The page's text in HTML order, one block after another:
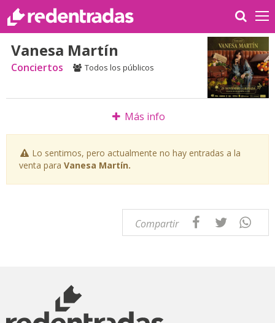
Vanesa Martín
Conciertos Todos los públicos
Más info
Lo sentimos, pero actualmente no hay entradas a la
venta para Vanesa Martín.
Compartir